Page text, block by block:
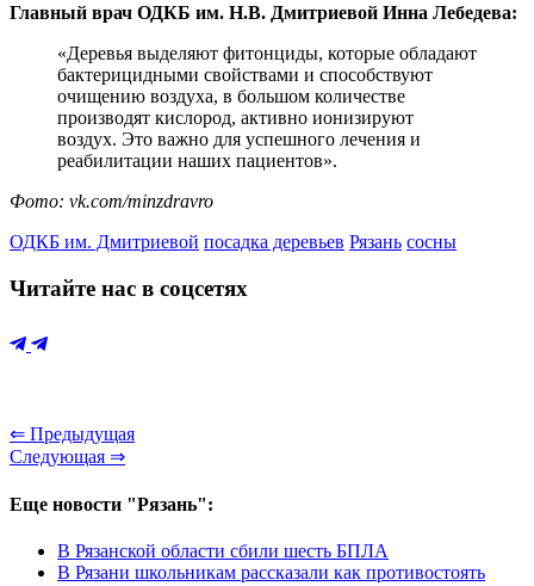
Главный врач ОДКБ им. Н.В. Дмитриевой Инна Лебедева:
«Деревья выделяют фитонциды, которые обладают
бактерицидными свойствами и способствуют
очищению воздуха, в большом количестве
производят кислород, активно ионизируют
воздух. Это важно для успешного лечения и
реабилитации наших пациентов».
Фото: vk.com/minzdravro
ОДКБ им. Дмитриевой посадка деревьев Рязань сосны
Читайте нас в соцсетях
⇐ Предыдущая
Следующая ⇒
Еще новости "Рязань":
В Рязанской области сбили шесть БПЛА
В Рязани школьникам рассказали как противостоять